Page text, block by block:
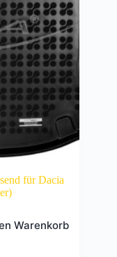
für Dacia
Warenkorb